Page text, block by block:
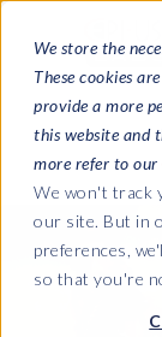
We store the
These cookies
provide a more
this website and
more refer to our
We won't track
our site. But in
preferences,
so that you're